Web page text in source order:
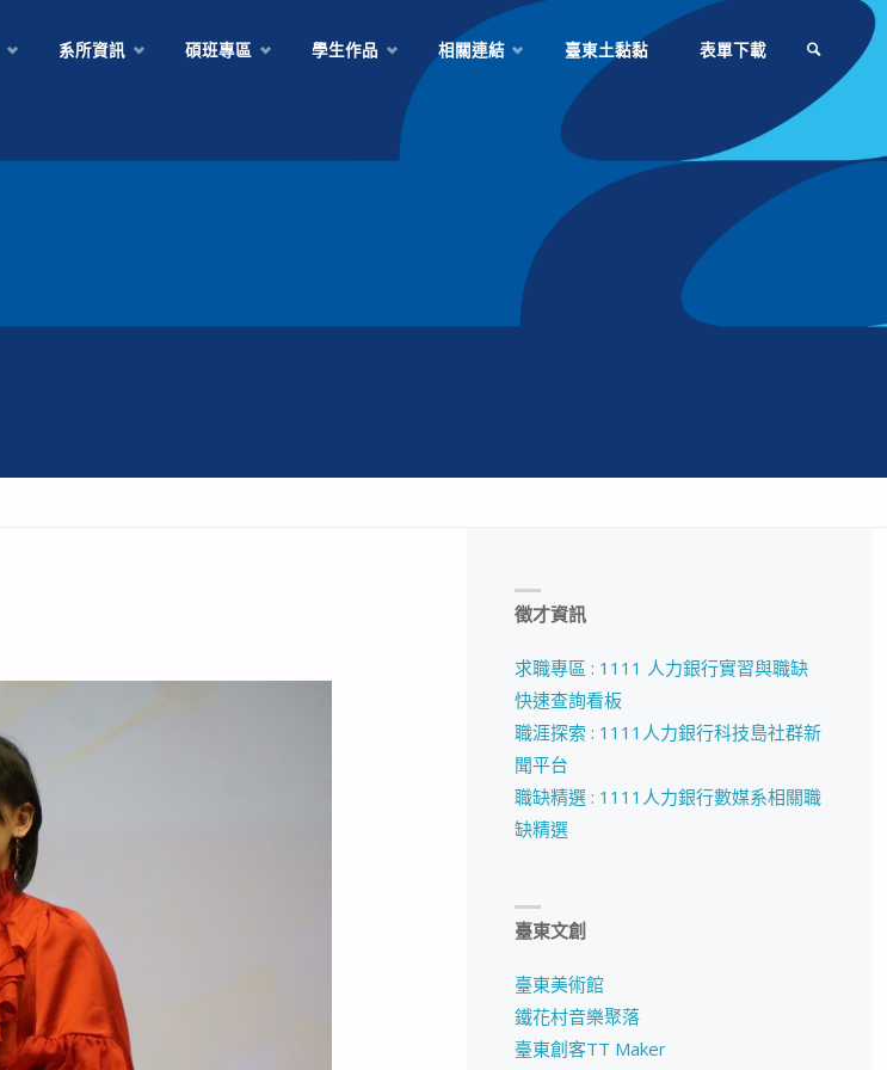
系所資訊 碩班專區 學生作品 相關連結 臺東土黏黏 表單下載
徵才資訊
求職專區 : 1111 人力銀行實習與職缺
快速查詢看板
職涯探索 : 1111人力銀行科技島社群新
聞平台
職缺精選 : 1111人力銀行數媒系相關職
缺精選
臺東文創
臺東美術館
鐵花村音樂聚落
臺東創客TT Maker